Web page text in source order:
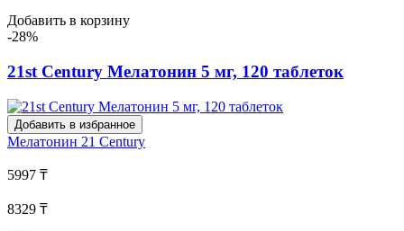
Добавить в корзину
-28%
21st Century Мелатонин 5 мг, 120 таблеток
Добавить в избранное
Мелатонин 21 Century
5997 ₸
8329 ₸